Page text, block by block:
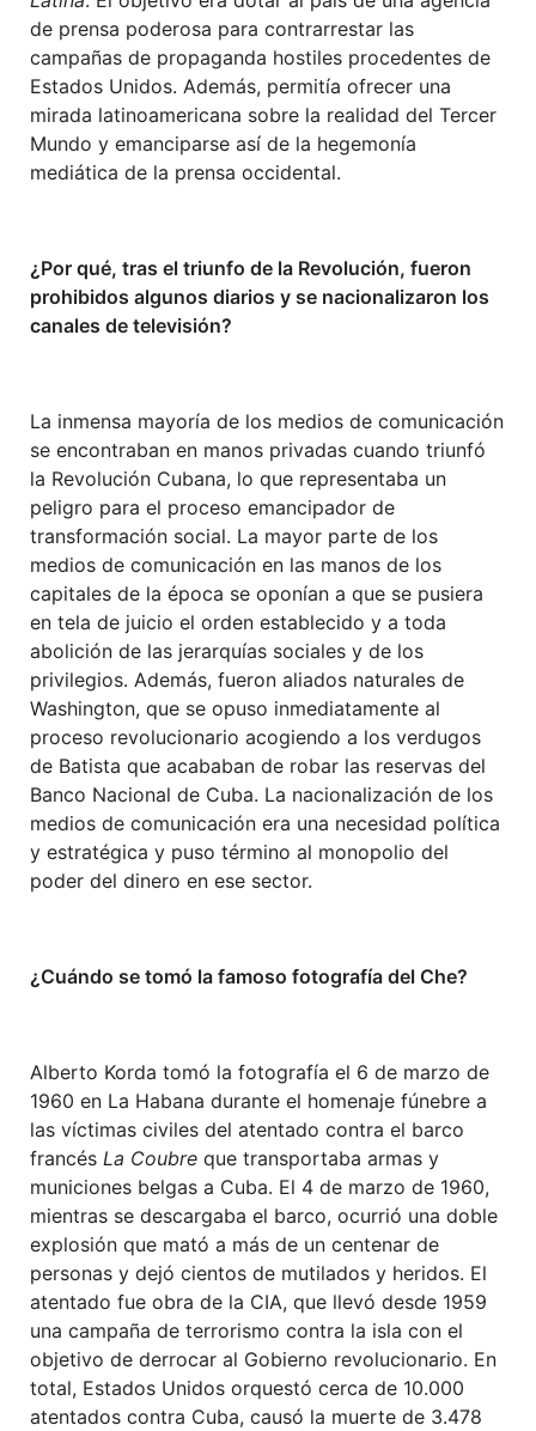
de prensa poderosa para contrarrestar las
campañas de propaganda hostiles procedentes de
Estados Unidos. Además, permitía ofrecer una
mirada latinoamericana sobre la realidad del Tercer
Mundo y emanciparse así de la hegemonía
mediática de la prensa occidental.
¿Por qué, tras el triunfo de la Revolución, fueron
prohibidos algunos diarios y se nacionalizaron los
canales de televisión?
La inmensa mayoría de los medios de comunicación
se encontraban en manos privadas cuando triunfó
la Revolución Cubana, lo que representaba un
peligro para el proceso emancipador de
transformación social. La mayor parte de los
medios de comunicación en las manos de los
capitales de la época se oponían a que se pusiera
en tela de juicio el orden establecido y a toda
abolición de las jerarquías sociales y de los
privilegios. Además, fueron aliados naturales de
Washington, que se opuso inmediatamente al
proceso revolucionario acogiendo a los verdugos
de Batista que acababan de robar las reservas del
Banco Nacional de Cuba. La nacionalización de los
medios de comunicación era una necesidad política
y estratégica y puso término al monopolio del
poder del dinero en ese sector.
¿Cuándo se tomó la famoso fotografía del Che?
Alberto Korda tomó la fotografía el 6 de marzo de
1960 en La Habana durante el homenaje fúnebre a
las víctimas civiles del atentado contra el barco
francés La Coubre que transportaba armas y
municiones belgas a Cuba. El 4 de marzo de 1960,
mientras se descargaba el barco, ocurrió una doble
explosión que mató a más de un centenar de
personas y dejó cientos de mutilados y heridos. El
atentado fue obra de la CIA, que llevó desde 1959
una campaña de terrorismo contra la isla con el
objetivo de derrocar al Gobierno revolucionario. En
total, Estados Unidos orquestó cerca de 10.000
atentados contra Cuba, causó la muerte de 3.478